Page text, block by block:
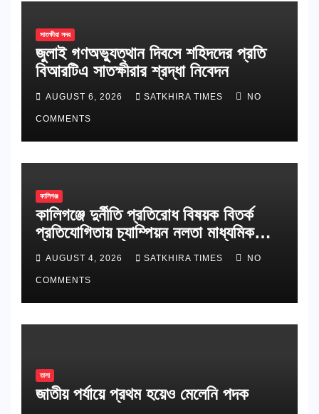
সাতক্ষীরা সদর
জুলাই গণঅভ্যুত্থান দিবসে শহিদদের প্রতি
বিআরটিএ সাতক্ষীরার শ্রদ্ধা নিবেদন
AUGUST 6, 2026 SATKHIRA TIMES NO
COMMENTS
কালিগঞ্জ
কালিগঞ্জে দুর্নীতি প্রতিরোধ বিষয়ক বিতর্ক
প্রতিযোগিতায় চ্যাম্পিয়ন নলতা মাধ্যমিক
বিদ্যালয়
AUGUST 4, 2026 SATKHIRA TIMES NO
COMMENTS
তালা
জাতীয় পর্যায়ে প্রথম হয়েও মেলেনি পদক